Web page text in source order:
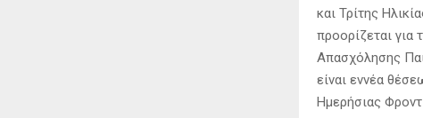
και Τρίτης
προορίζεται
Απασχόλησης
είναι εννέα
Ημερήσιας